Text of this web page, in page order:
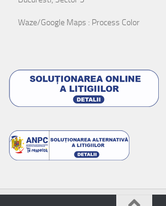
Waze/Google Maps : Process Color